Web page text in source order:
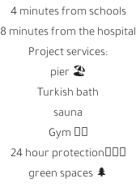
4 minutes from schools
8 minutes from the hospital
Project services:
pier 🏖️
Turkish bath
sauna
Gym 🏋️‍♂️
24 hour protection🕵🏻‍♂️
green spaces 🌲